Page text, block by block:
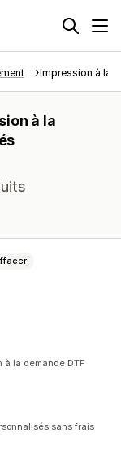
Impression à la
à la
à la demande DTF
sans frais